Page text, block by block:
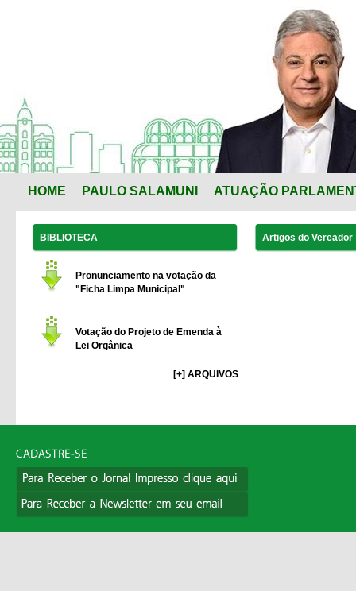
HOME PAULO SALAMUNI ATUAÇÃO
BIBLIOTECA
Pronunciamento na votação da
"Ficha Limpa Municipal"
Votação do Projeto de Emenda à
Lei Orgânica
[+] ARQUIVOS
Artigos do Vereador